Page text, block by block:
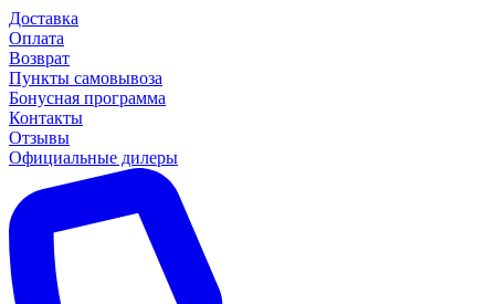
Доставка
Оплата
Возврат
Пункты самовывоза
Бонусная программа
Контакты
Отзывы
Официальные дилеры